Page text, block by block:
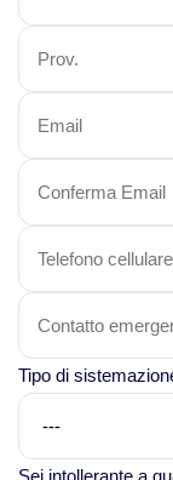
Viaggi in
Viaggi in
Viaggi in
Viaggi in
Tipo di
Sei intollerante a